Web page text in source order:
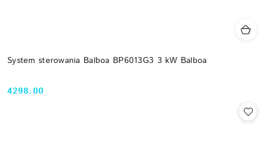
System sterowania Balboa BP6013G3 3 kW Balboa
Cena:
4298.00